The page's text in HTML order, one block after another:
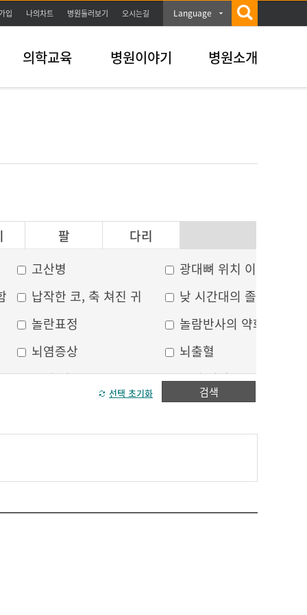
입 나의차트 병원둘러보기 오시는길 Language
의학교육 병원이야기 병원소개
팔
다리
고산병
광대뼈 위치 이상
납작한 코, 축 쳐진 귀
낮 시간대의 졸음
놀란표정
놀람반사의 약화
뇌염증상
뇌출혈
두피 건조
두피 열상
모발이 거침
방향감각 상실
볼, 눈주위 움푹 꺼짐
얼굴 중심선이 안맞음
얼굴 한쪽의 반점
검색
선택 초기화